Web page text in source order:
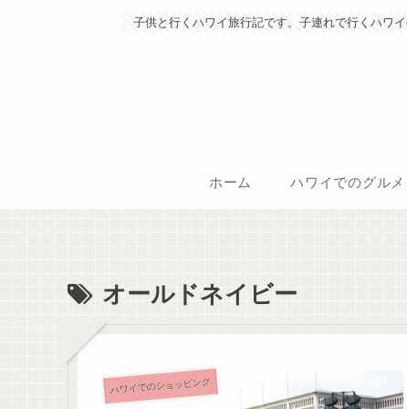
子供と行くハワイ旅行記です。子連れで行くハワ
ホーム ハワイでのグル
オールドネイビー
ハワイでのショッピング